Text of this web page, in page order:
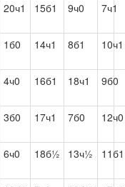
20ч1 15б1 9ч0 7ч1
1б0 14ч1 8б1 10ч1
4ч0 16б1 18ч1 9б0
3б0 17ч1 7б0 12ч0
6ч0 18б½ 13ч½ 11б1